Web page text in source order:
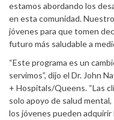
estamos abordando los
en esta comunidad.
jóvenes para que tomen
futuro más saludable a
“Este programa es un
servimos”, dijo el Dr. John
+ Hospitals/Queens. “Las
solo apoyo de salud
los jóvenes pueden adquirir